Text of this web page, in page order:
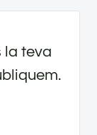
la teva